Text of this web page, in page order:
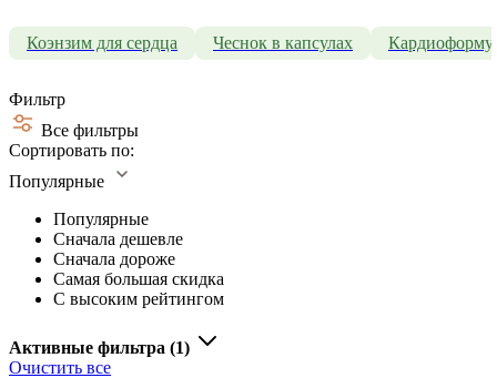
Коэнзим для сердца Чеснок в капсулах
Фильтр
Все фильтры
Сортировать по:
Популярные
Популярные
Сначала дешевле
Сначала дороже
Самая большая скидка
С высоким рейтингом
Активные фильтра (1)
Очистить все